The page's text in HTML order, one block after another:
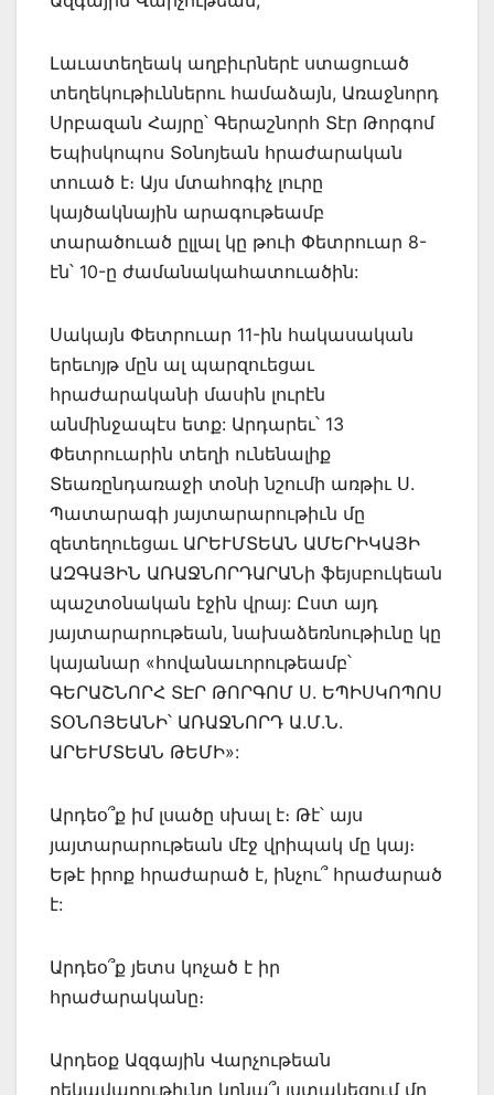
Լաւատեղեակ աղբիւրներէ ստացուած
տեղեկութիւններու համաձայն, Առաջնորդ
Սրբազան Հայրը՝ Գերաշնորհ Տէր Թորգոմ
Եպիսկոպոս Տօնոյեան հրաժարական
տուած է։ Այս մտահոգիչ լուրը
կայծակնային արագութեամբ
տարածուած ըլլալ կը թուի Փետրուար 8-
էն՝ 10-ը ժամանակահատուածին:
Սակայն Փետրուար 11-ին հակասական
երեւոյթ մըն ալ պարզուեցաւ
հրաժարականի մասին լուրէն
անմինջապէս ետք: Արդարեւ՝ 13
Փետրուարին տեղի ունենալիք
Տեառընդառաջի տօնի նշումի առթիւ Ս.
Պատարագի յայտարարութիւն մը
զետեղուեցաւ ԱՐԵՒՄՏԵԱՆ ԱՄԵՐԻԿԱՅԻ
ԱԶԳԱՅԻՆ ԱՌԱՋՆՈՐԴԱՐԱՆի ֆեյսբուկեան
պաշտօնական էջին վրայ: Ըստ այդ
յայտարարութեան, նախաձեռնութիւնը կը
կայանար «հովանաւորութեամբ՝
ԳԵՐԱՇՆՈՐՀ ՏԷՐ ԹՈՐԳՈՄ Ս. ԵՊԻՍԿՈՊՈՍ
ՏՕՆՈՅԵԱՆԻ՝ ԱՌԱՋՆՈՐԴ Ա.Մ.Ն.
ԱՐԵՒՄՏԵԱՆ ԹԵՄԻ»:
Արդեօ՞ք իմ լսածը սխալ է։ Թէ՝ այս
յայտարարութեան մէջ վրիպակ մը կայ։
Եթէ իրոք հրաժարած է, ինչու՞ հրաժարած
է:
Արդեօ՞ք յետս կոչած է իր
հրաժարականը։
Արդեօք Ազգային Վարչութեան
ղեկավարութիւնը կրնա՞յ յստակեցում մը